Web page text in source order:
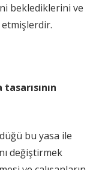
beklediklerini ve
etmişlerdir.
bu yasa ile
değiştirmek